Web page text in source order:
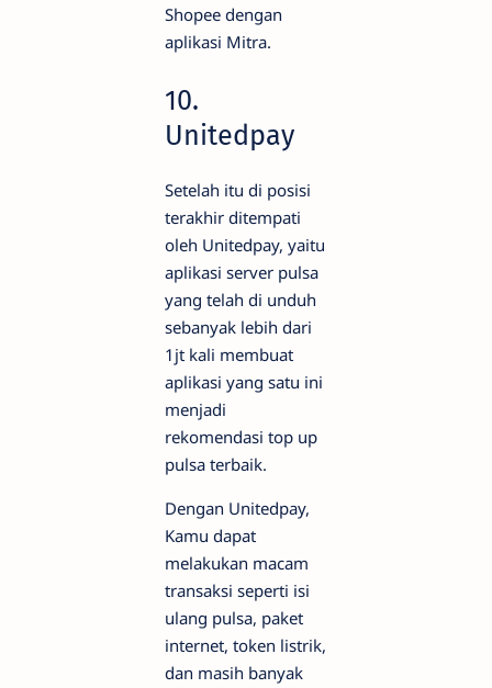
Shopee dengan
aplikasi Mitra.
10.
Unitedpay
Setelah itu di posisi
terakhir ditempati
oleh Unitedpay, yaitu
aplikasi server pulsa
yang telah di unduh
sebanyak lebih dari
1jt kali membuat
aplikasi yang satu ini
menjadi
rekomendasi top up
pulsa terbaik.
Dengan Unitedpay,
Kamu dapat
melakukan macam
transaksi seperti isi
ulang pulsa, paket
internet, token listrik,
dan masih banyak